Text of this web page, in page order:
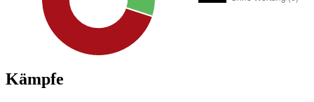
Kämpfe